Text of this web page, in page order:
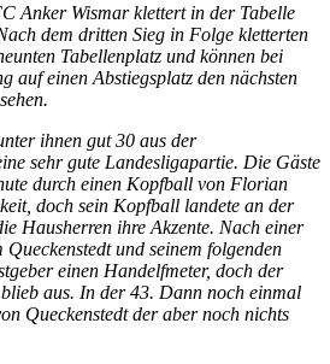
Anker Wismar klettert in der Tabelle
dem dritten Sieg in Folge kletterten
Tabellenplatz und können bei
auf einen Abstiegsplatz den nächsten
ihnen gut 30 aus der
sehr gute Landesligapartie. Die Gäste
durch einen Kopfball von Florian
doch sein Kopfball landete an der
Hausherren ihre Akzente. Nach einer
und seinem folgenden
einen Handelfmeter, doch der
aus. In der 43. Dann noch einmal
Queckenstedt der aber noch nichts